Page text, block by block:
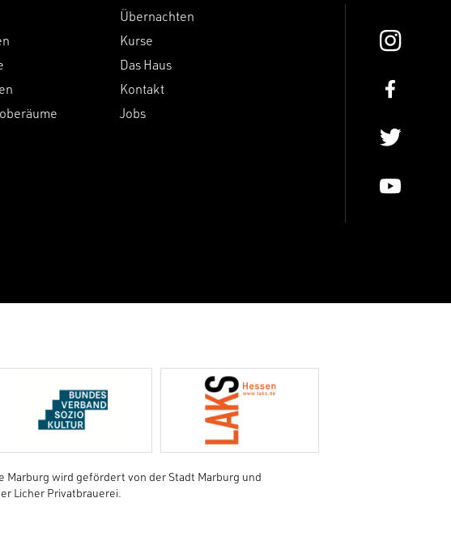
Übernachten
Kurse
Das Haus
Kontakt
Jobs
Marburg wird gefördert von der Stadt Marburg und
Licher Privatbrauerei.